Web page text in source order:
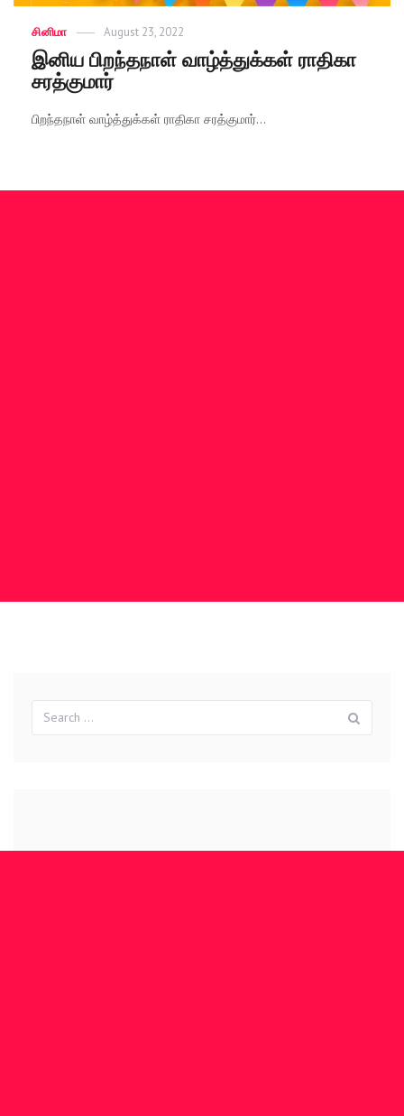
Categories
சினிமா
Posted
on
August 23, 2022
இனிய பிறந்தநாள் வாழ்த்துக்கள் ராதிகா
சரத்குமார்
பிறந்தநாள் வாழ்த்துக்கள் ராதிகா சரத்குமார்...
for: